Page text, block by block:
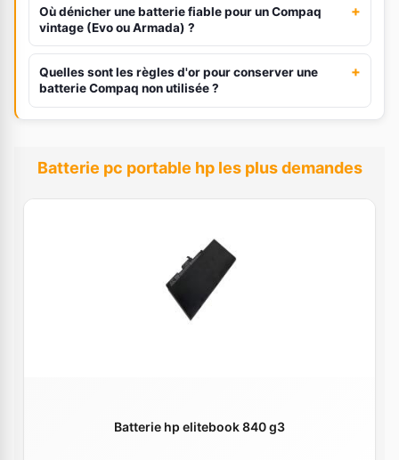
Où dénicher une batterie fiable pour un Compaq
vintage (Evo ou Armada) ?
+
Quelles sont les règles d'or pour conserver une
batterie Compaq non utilisée ?
+
Batterie pc portable hp les plus demandes
Batterie hp elitebook 840 g3